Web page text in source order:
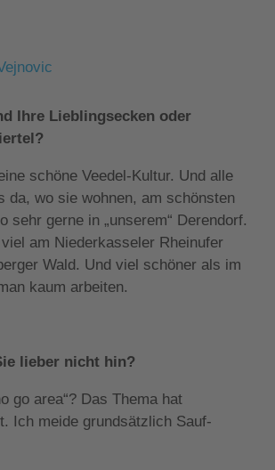
Ihre Lieblingsecken oder
schöne Veedel-Kultur. Und alle
da, wo sie wohnen, am schönsten
sehr gerne in „unserem“ Derendorf.
am Niederkasseler Rheinufer
Wald. Und viel schöner als im
kaum arbeiten.
lieber nicht hin?
go area“? Das Thema hat
Ich meide grundsätzlich Sauf-